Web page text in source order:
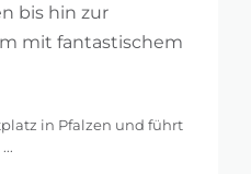
bis hin zur
mit fantastischem
in Pfalzen und führt